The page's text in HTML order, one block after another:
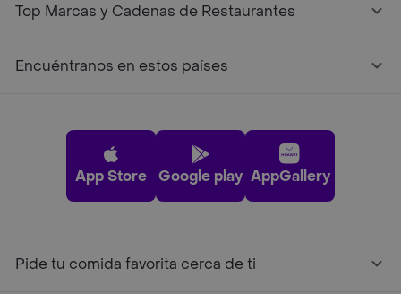
Top Marcas y Cadenas de Restaurantes
Encuéntranos en estos países
App Store Google play AppGallery
Pide tu comida favorita cerca de ti